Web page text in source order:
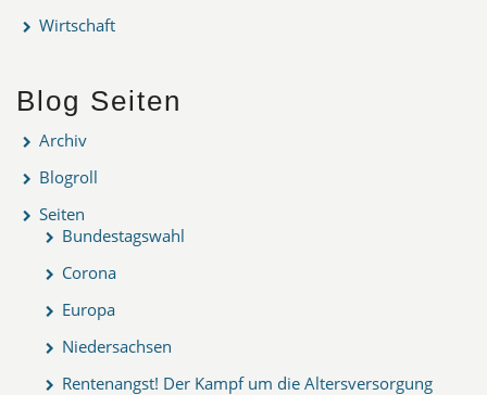
Wirtschaft
Blog Seiten
Archiv
Blogroll
Seiten
Bundestagswahl
Corona
Europa
Niedersachsen
Rentenangst! Der Kampf um die Altersversorgung